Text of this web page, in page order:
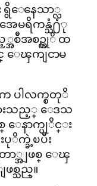
ရွိေနေသာ္လ
ေမရိကန္သံ႐ံု
အစီအစဥ္ကုိ ထ
ေၾကျငာမ
က ပါလက္စတုိ
ားသည့္ ေဒသ
ေနာက္ပုိင္း
က္ခဲ့ၿပီး
အျဖစ္ ေၾ
စ္သည္။